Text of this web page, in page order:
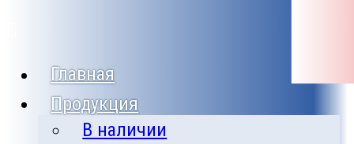
Главная
Продукция
В наличии